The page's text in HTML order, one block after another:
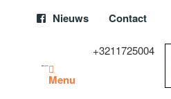
Nieuws Contact
Menu
+3211725004